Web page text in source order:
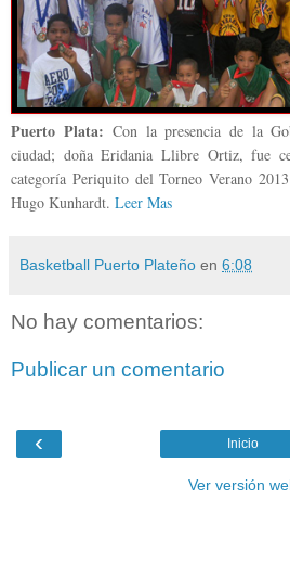
Puerto Plata: Con la presencia de la
ciudad; doña Eridania Llibre Ortiz, fue
categoría Periquito del Torneo Verano
Hugo Kunhardt. Leer Mas
Basketball Puerto Plateño en 6:08
No hay comentarios:
Publicar un comentario
‹ Inicio
Ver versión